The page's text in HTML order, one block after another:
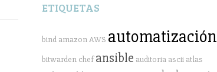
ETIQUETAS
bind amazonAWS automatización
bitwarden chef ansible auditoría ascii atlas